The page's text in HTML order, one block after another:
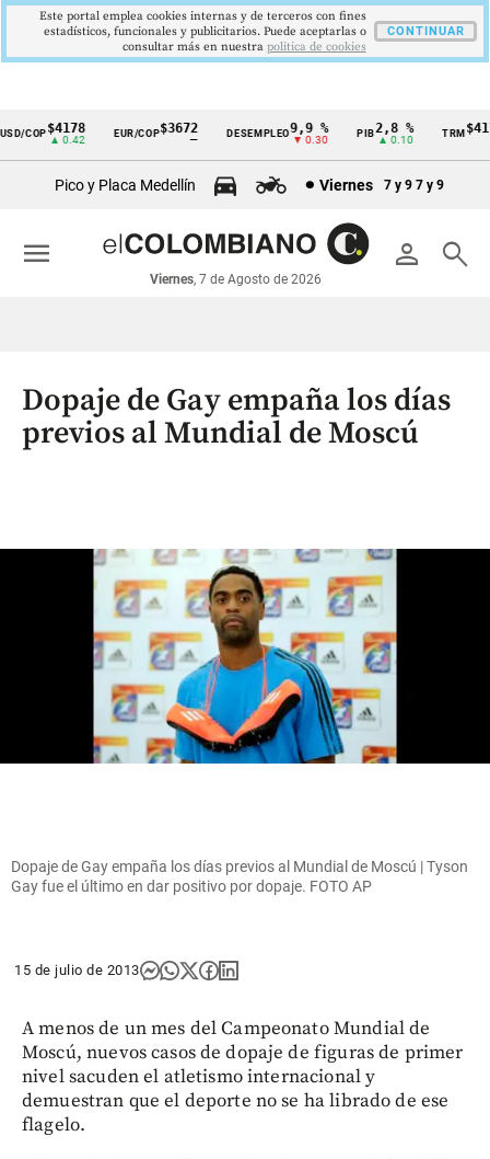
Cintillo
económicos
Colombia
COP$4178
▲ 0.42
EUR/COP$3672 DESEMPLEO 9,9 %
▼ 0.30
PIB2,8 %
▲ 0.10
TRM
Pico y Placa Medellín Viernes 7 y 9 7 y 9
person search
Viernes, 7 de Agosto de 2026
menu
Dopaje de Gay empaña los días
previos al Mundial de Moscú
Dopaje de Gay empaña los días previos al Mundial de Moscú | Tyson
Gay fue el último en dar positivo por dopaje. FOTO AP
15 de julio de 2013
A menos de un mes del Campeonato Mundial de
Moscú, nuevos casos de dopaje de figuras de primer
nivel sacuden el atletismo internacional y
demuestran que el deporte no se ha librado de ese
flagelo.
Este portal emplea cookies internas y de terceros con fines
estadísticos, funcionales y publicitarios. Puede aceptarlas o
consultar más en nuestra politica de cookies
CONTINUAR